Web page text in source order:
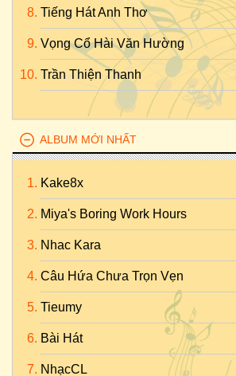
Tiếng Hát Anh Thơ
Vọng Cổ Hài Văn Hường
Trần Thiện Thanh
ALBUM MỚI NHẤT
Kake8x
Miya's Boring Work Hours
Nhac Kara
Câu Hứa Chưa Trọn Vẹn
Tieumy
Bài Hát
NhạcCL